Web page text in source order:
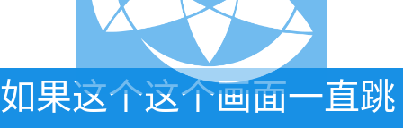
如果这个这个画面一直跳